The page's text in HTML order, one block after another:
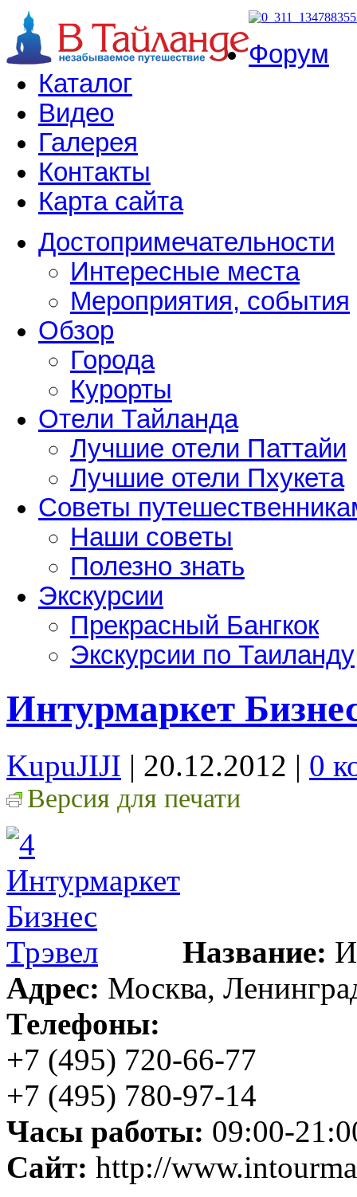
Форум
Каталог
Видео
Галерея
Контакты
Карта сайта
Достопримечательности
Интересные места
Мероприятия, события
Обзор
Города
Курорты
Отели Тайланда
Лучшие отели Паттайи
Лучшие отели Пхукета
Советы
Наши советы
Полезно знать
Экскурсии
Прекрасный Бангкок
Экскурсии по Таиланду
Интурмаркет
KupuJIJI | 20.12.2012 | 0
Версия для печати
Название:
Адрес: Москва,
Телефоны:
+7 (495) 720-66-77
+7 (495) 780-97-14
Часы работы: 09:00-
Сайт: http://